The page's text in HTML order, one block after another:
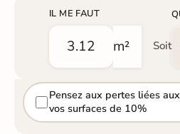
IL ME FAUT
m² Soit
Pensez aux pertes liées
vos surfaces de 10%